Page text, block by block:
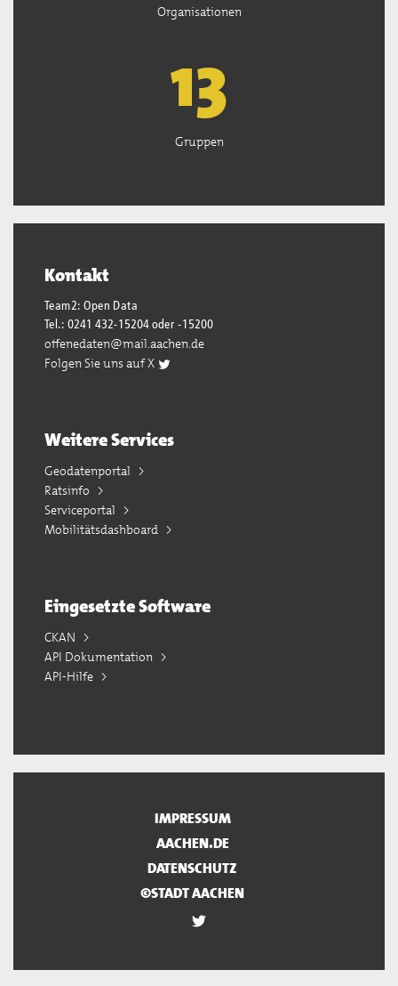
Organisationen
13
Gruppen
Kontakt
Team2: Open Data
Tel.: 0241 432-15204 oder -15200
offenedaten@mail.aachen.de
Folgen Sie uns auf X
Weitere Services
Geodatenportal
Ratsinfo
Serviceportal
Mobilitätsdashboard
Eingesetzte Software
CKAN
API Dokumentation
API-Hilfe
IMPRESSUM
AACHEN.DE
DATENSCHUTZ
©STADT AACHEN